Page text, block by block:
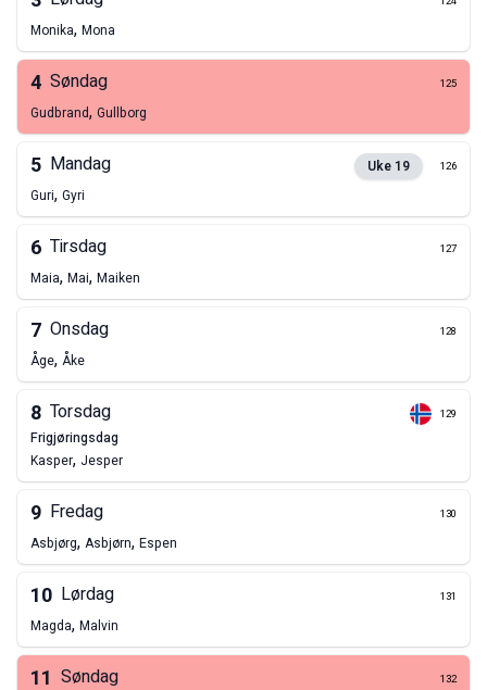
Monika, Mona
4 Søndag 125
Gudbrand, Gullborg
5 Mandag Uke 19 126
Guri, Gyri
6 Tirsdag 127
Maia, Mai, Maiken
7 Onsdag 128
Åge, Åke
8 Torsdag 129
frigjøringsdag
Kasper, Jesper
9 Fredag 130
Asbjørg, Asbjørn, Espen
10 Lørdag 131
Magda, Malvin
11 Søndag 132